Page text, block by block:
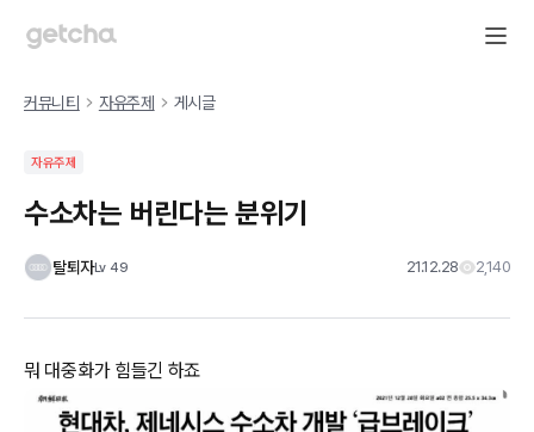
커뮤니티 자유주제 게시글
자유주제
수소차는 버린다는 분위기
탈퇴자Lv49 21.12.28 2,140
뭐 대중화가 힘들긴 하죠